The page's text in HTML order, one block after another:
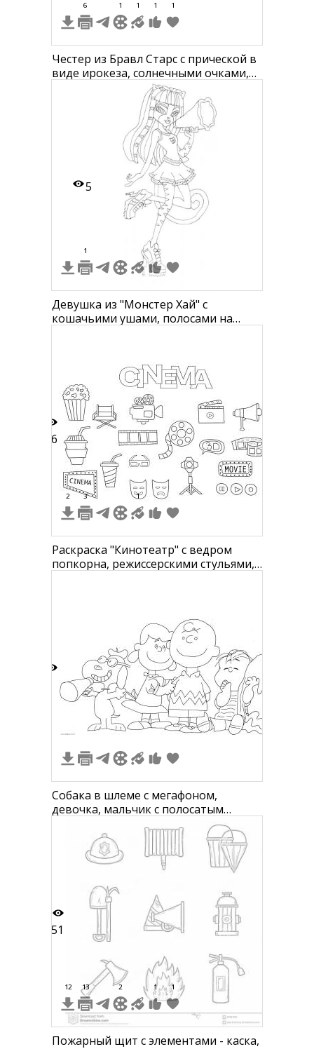
6 1 1 1 1
Честер из Бравл Старс с прической в
виде ирокеза, солнечными очками,
курткой с короткими рукавами,
штанами с коленом в виде чипа,
держащий оружие-мегафон.
5
1
Девушка из "Монстер Хай" с
кошачьими ушами, полосами на
26
2 3 1
Раскраска "Кинотеатр" с ведром
попкорна, режиссерскими стульями,
очками, билетом в кино, знаками
киноа и фильмов, театральными
масками, креслом.
Собака в шлеме с мегафоном,
девочка, мальчик с полосатым
свитером, мальчик с одеялом
51
12 13 2 1 1
Пожарный щит с элементами - каска,